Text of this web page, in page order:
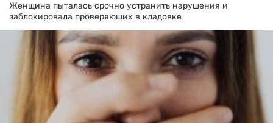
Женщина пыталась срочно устранить нарушения и
заблокировала проверяющих в кладовке.